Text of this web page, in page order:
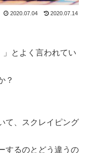
2020.07.14
2020.07.04
」とよく言われてい
？
て、スクレイピング
するのとどう違うの